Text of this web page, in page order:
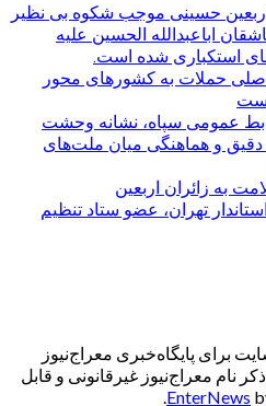
حسینی موجب شکوه بی نظیر
اباعبدالله الحسین علیه
استکباری شده است.
اصلی حملات به کشورهای محور
عمومی سپاه، نشانه‌ وحشت
دقیق و هماهنگی میان ملت‌های
تهران، عضو ستاد تنظیم
برای پایگاه‌خبری معراج‌نیوز
نام معراج‌نیوز غیرقانونی و قابل
EnterNews